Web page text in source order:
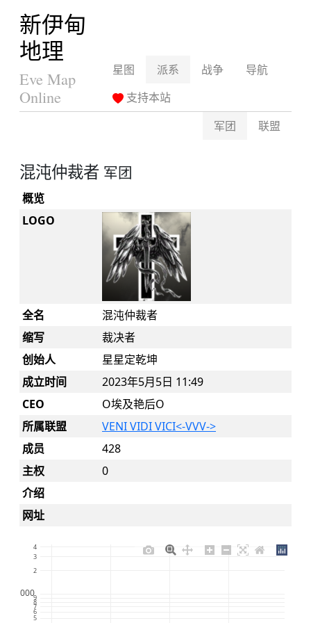
新伊甸
地理
Eve Map
Online
星图 派系 战争
导航
支持本站
联盟
军团
混沌仲裁者 军团
概览
LOGO
全名
混沌仲裁者
缩写
裁决者
创始人
星星定乾坤
成立时间
2023年5月5日 11:49
CEO
O埃及艳后O
所属联盟
VENI VIDI VICI<-VVV->
成员
428
主权
0
介绍
网址
5
6
7
8
9
1000
2
3
4